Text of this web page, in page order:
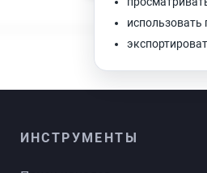
использовать
ИНСТРУМЕНТЫ